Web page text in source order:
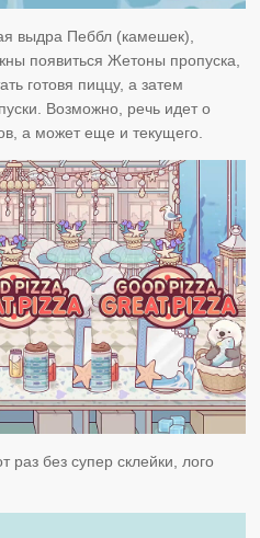
выдра Пеббл (камешек),
появиться Жетоны пропуска,
готовя пиццу, а затем
Возможно, речь идет о
а может еще и текущего.
раз без супер склейки, лого